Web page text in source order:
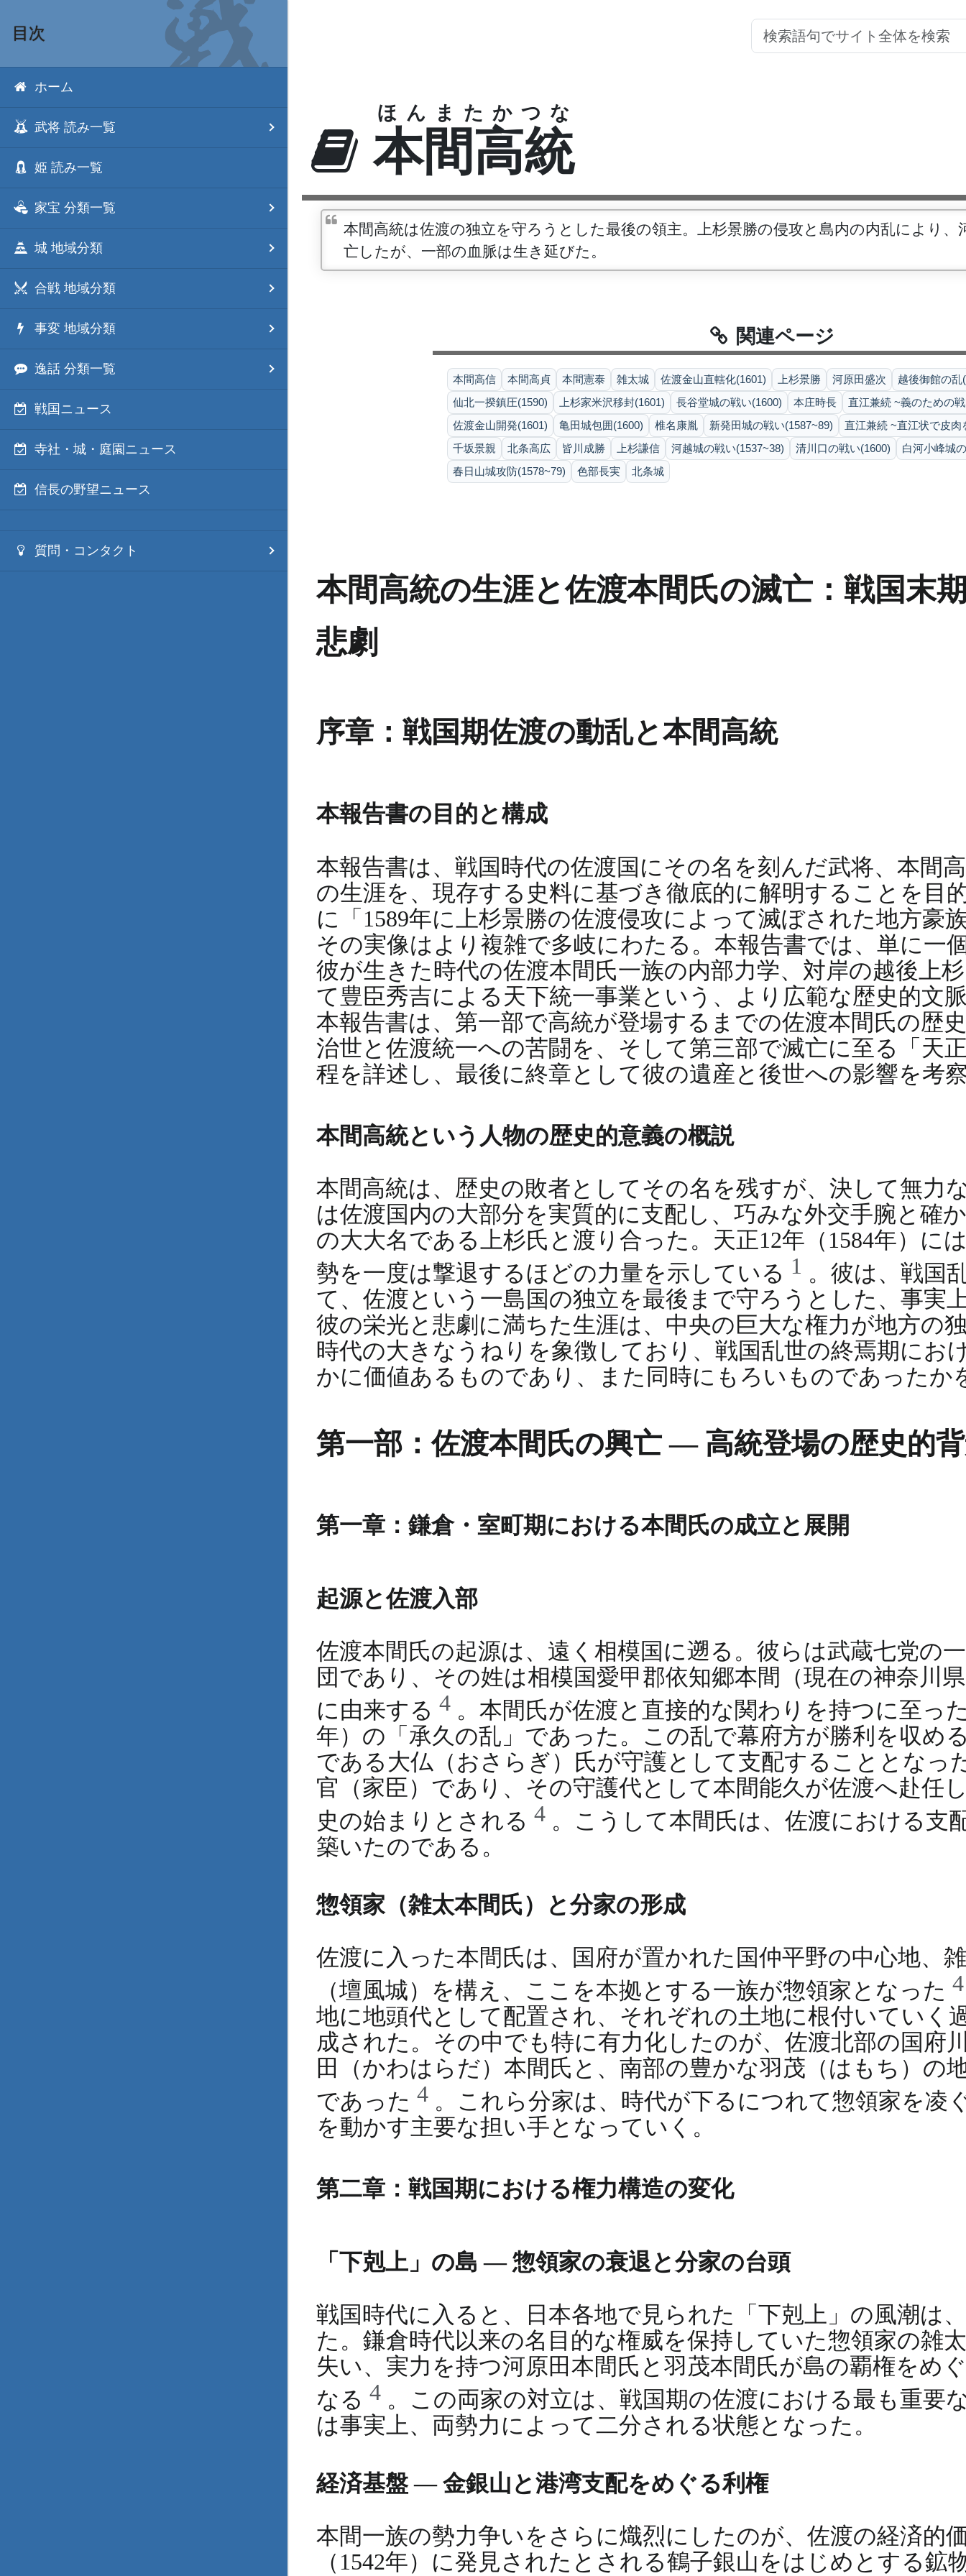
目次
ホーム
武将 読み一覧
姫 読み一覧
家宝 分類一覧
城 地域分類
合戦 地域分類
事変 地域分類
逸話 分類一覧
戦国ニュース
寺社・城・庭園ニュース
信長の野望ニュース
質問・コンタクト
本間高統
ほんまたかつな
本間高統は佐渡の独立を守ろうとした最後の領主。上杉景勝の侵攻と島内の内乱により、
亡したが、一部の血脈は生き延びた。
関連ページ
本間高信 本間高貞 本間憲泰 雑太城 佐渡金山直轄化(1601) 上杉景勝 河原田盛次
越後御館の乱
仙北一揆鎮圧(1590)
上杉家米沢移封(1601) 長谷堂城の戦い(1600) 本庄時長
直江兼続 ~義のための
佐渡金山開発(1601)
亀田城包囲(1600) 椎名康胤 新発田城の戦い(1587~89)
直江兼続 ~直江状で皮肉
千坂景親
北条高広 皆川成勝 上杉謙信 河越城の戦い(1537~38) 清川口の戦い(1600)
白河小峰城
春日山城攻防(1578~79)
色部長実 北条城
本間高統の生涯と佐渡本間氏の滅亡：戦国末
悲劇
序章：戦国期佐渡の動乱と本間高統
本報告書の目的と構成
本報告書は、戦国時代の佐渡国にその名を刻んだ武将、本間
の生涯を、現存する史料に基づき徹底的に解明することを目
に「1589年に上杉景勝の佐渡侵攻によって滅ぼされた地方豪
その実像はより複雑で多岐にわたる。本報告書では、単に一
彼が生きた時代の佐渡本間氏一族の内部力学、対岸の越後上
て豊臣秀吉による天下統一事業という、より広範な歴史的文
本報告書は、第一部で高統が登場するまでの佐渡本間氏の歴
治世と佐渡統一への苦闘を、そして第三部で滅亡に至る「天
程を詳述し、最後に終章として彼の遺産と後世への影響を考
本間高統という人物の歴史的意義の概説
本間高統は、歴史の敗者としてその名を残すが、決して無力
は佐渡国内の大部分を実質的に支配し、巧みな外交手腕と確
の大大名である上杉氏と渡り合った。天正12年（1584年）に
勢を一度は撃退するほどの力量を示している 1 。彼は、戦国
て、佐渡という一島国の独立を最後まで守ろうとした、事実
彼の栄光と悲劇に満ちた生涯は、中央の巨大な権力が地方の
時代の大きなうねりを象徴しており、戦国乱世の終焉期にお
かに価値あるものであり、また同時にもろいものであったか
第一部：佐渡本間氏の興亡 ― 高統登場の歴史的
第一章：鎌倉・室町期における本間氏の成立と展開
起源と佐渡入部
佐渡本間氏の起源は、遠く相模国に遡る。彼らは武蔵七党の
団であり、その姓は相模国愛甲郡依知郷本間（現在の神奈川
に由来する 4 。本間氏が佐渡と直接的な関わりを持つに至っ
年）の「承久の乱」であった。この乱で幕府方が勝利を収め
である大仏（おさらぎ）氏が守護として支配することとなっ
官（家臣）であり、その守護代として本間能久が佐渡へ赴任
史の始まりとされる 4 。こうして本間氏は、佐渡における支
築いたのである。
惣領家（雑太本間氏）と分家の形成
佐渡に入った本間氏は、国府が置かれた国仲平野の中心地、
（壇風城）を構え、ここを本拠とする一族が惣領家となった
地に地頭代として配置され、それぞれの土地に根付いていく
成された。その中でも特に有力化したのが、佐渡北部の国府
田（かわはらだ）本間氏と、南部の豊かな羽茂（はもち）の
であった 4 。これら分家は、時代が下るにつれて惣領家を凌
を動かす主要な担い手となっていく。
第二章：戦国期における権力構造の変化
「下剋上」の島 ― 惣領家の衰退と分家の台頭
戦国時代に入ると、日本各地で見られた「下剋上」の風潮は
た。鎌倉時代以来の名目的な権威を保持していた惣領家の雑
失い、実力を持つ河原田本間氏と羽茂本間氏が島の覇権をめ
なる 4 。この両家の対立は、戦国期の佐渡における最も重要
は事実上、両勢力によって二分される状態となった。
経済基盤 ― 金銀山と港湾支配をめぐる利権
本間一族の勢力争いをさらに熾烈にしたのが、佐渡の経済的
（1542年）に発見されたとされる鶴子銀山をはじめとする鉱